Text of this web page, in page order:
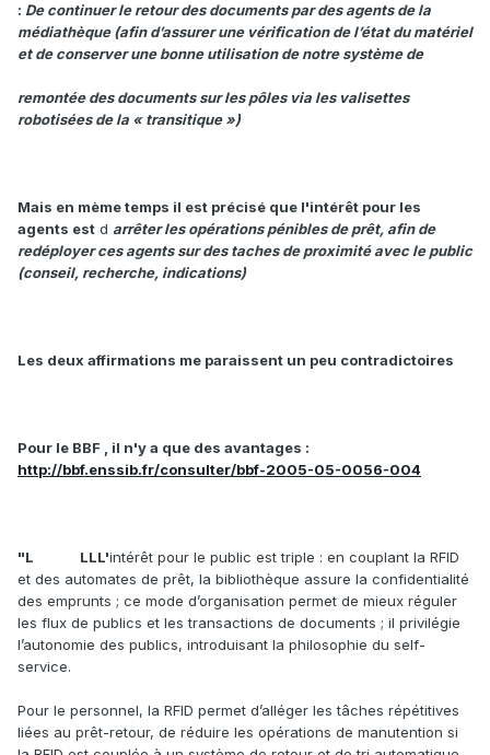
: De continuer le retour des documents par des agents de la
médiathèque (afin d’assurer une vérification de l’état du matériel
et de conserver une bonne utilisation de notre système de
remontée des documents sur les pôles via les valisettes
robotisées de la « transitique »)
Mais en mème temps il est précisé que l'intérêt pour les
agents est d arrêter les opérations pénibles de prêt, afin de
redéployer ces agents sur des taches deproximité avec le public
(conseil, recherche, indications)
Les deux affirmations me paraissent un peu contradictoires
Pour le BBF , il n'y a que des avantages :
http://bbf.enssib.fr/consulter/bbf-2005-05-0056-004
"L LLL'intérêt pour le public est triple : en couplant la RFID
et des automates de prêt, la bibliothèque assure la confidentialité
des emprunts ; ce mode d’organisation permet de mieux réguler
les flux de publics et les transactions de documents ; il privilégie
l’autonomie des publics, introduisant la philosophie du self-
service.
Pour le personnel, la RFID permet d’alléger les tâches répétitives
liées au prêt-retour, de réduire les opérations de manutention si